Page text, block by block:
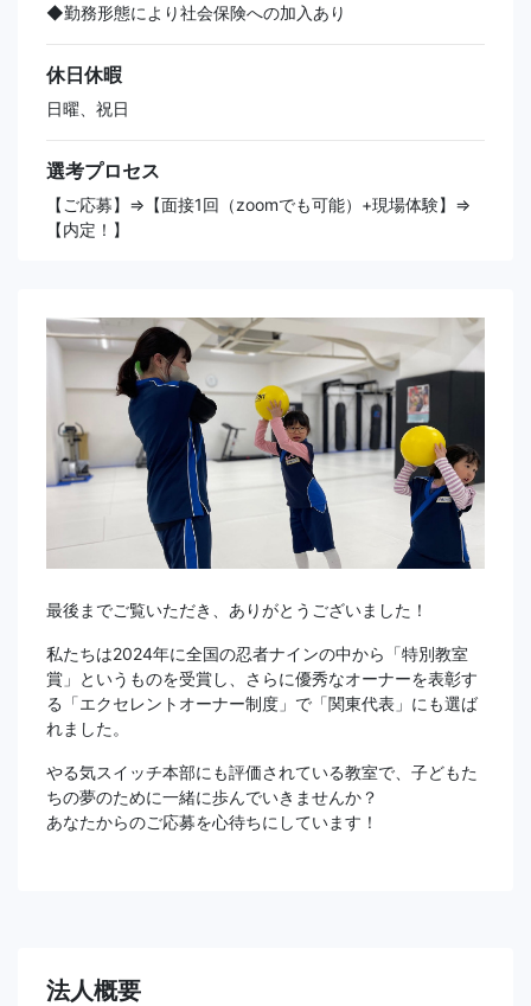
◆勤務形態により社会保険への加入あり
休日休暇
日曜、祝日
選考プロセス
【ご応募】⇒【面接1回（zoomでも可能）+現場体験】⇒
【内定！】
最後までご覧いただき、ありがとうございました！
私たちは2024年に全国の忍者ナインの中から「特別教室
賞」というものを受賞し、さらに優秀なオーナーを表彰す
る「エクセレントオーナー制度」で「関東代表」にも選ば
れました。
やる気スイッチ本部にも評価されている教室で、子どもた
ちの夢のために一緒に歩んでいきませんか？
あなたからのご応募を心待ちにしています！
法人概要